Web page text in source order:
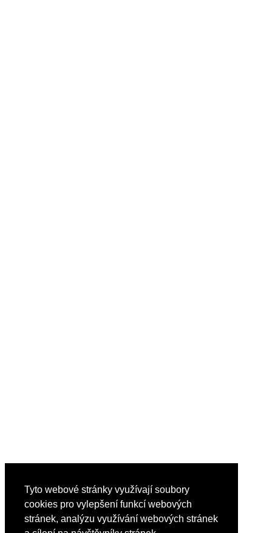
Tyto webové stránky využívají soubory
cookies pro vylepšení funkcí webových
stránek, analýzu využívání webových stránek